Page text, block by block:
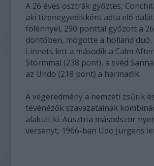
A 26 éves osztrák győztes,
aki tizenegyedikként adta elő
fölénnyel, 290 ponttal győzött a
döntőben, mögötte a holland duó,
Linnets lett a második a Calm
Stormmal (238 pont), a svéd
az Undo (218 pont) a harmadik.
A végeredmény a nemzeti zsűrik
tévénézők szavazatainak
alakult ki. Ausztria másodszor
versenyt, 1966-ban Udo Jürgens